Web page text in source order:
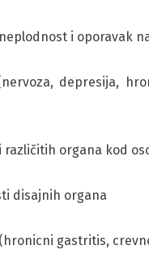
i oporavak
depresija,
organa kod
disajnih organa
gastritis,